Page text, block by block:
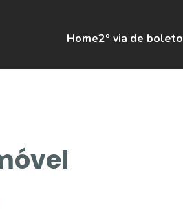
Home2º via de boleto